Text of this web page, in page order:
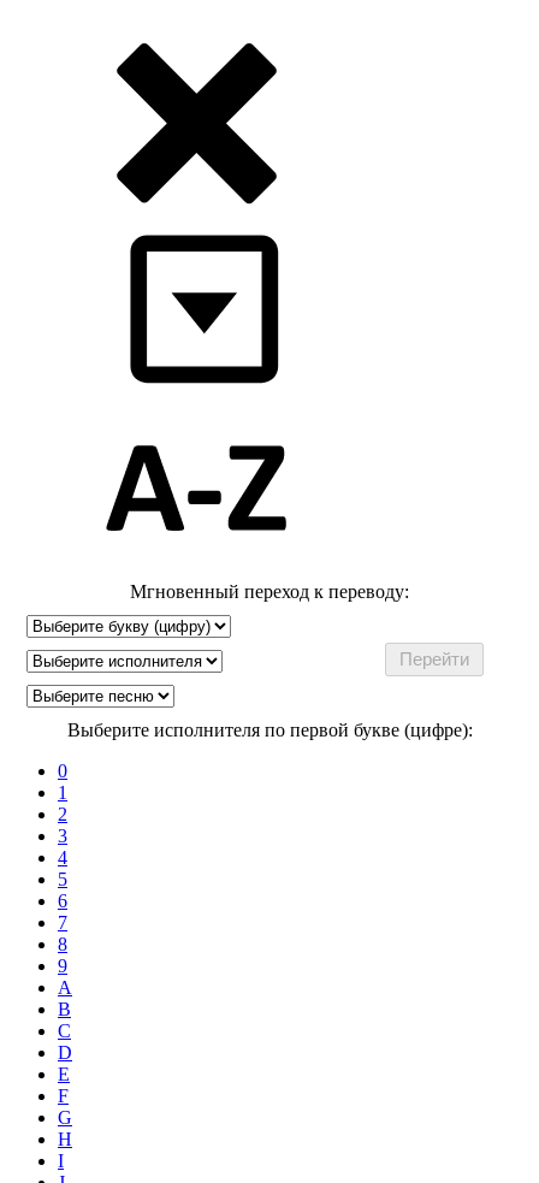
Мгновенный переход к переводу:
Выберите исполнителя по первой букве (цифре):
0
1
2
3
4
5
6
7
8
9
A
B
C
D
E
F
G
H
I